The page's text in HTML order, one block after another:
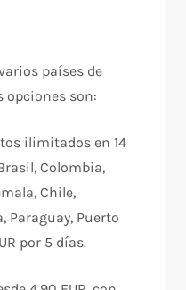
países de
opciones son:​
ilimitados en 14
Colombia,
Chile,
Paraguay, Puerto
por 5 días.​